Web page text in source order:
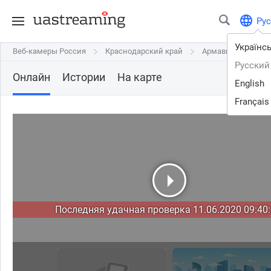
Рус
Русский
English
Français
Веб-камеры Россия Краснодарский край Армавир
Веб-камеры Россия Краснодарский край Армавир
Онлайн Истории На карте
Последняя удачная проверка 11.06.2020